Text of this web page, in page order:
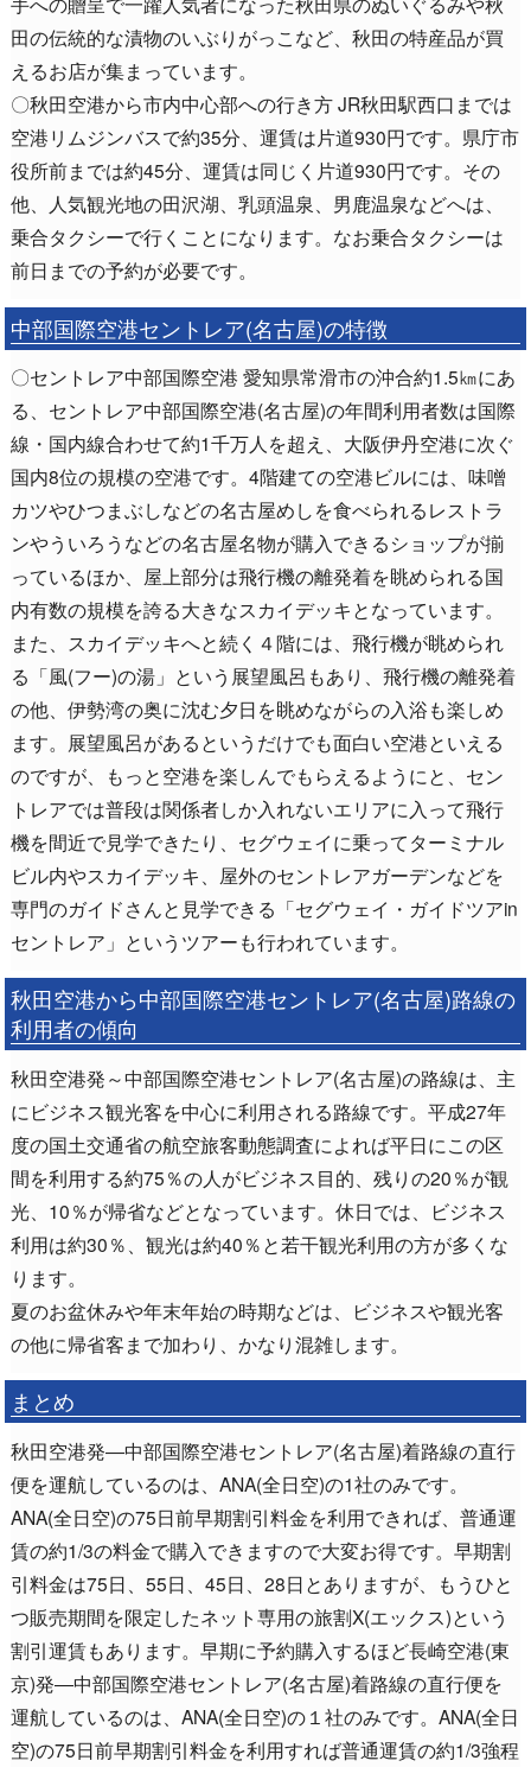
田の伝統的な漬物のいぶりがっこなど、秋田の特産品が買
えるお店が集まっています。
〇秋田空港から市内中心部への行き方 JR秋田駅西口までは
空港リムジンバスで約35分、運賃は片道930円です。県庁市
役所前までは約45分、運賃は同じく片道930円です。その
他、人気観光地の田沢湖、乳頭温泉、男鹿温泉などへは、
乗合タクシーで行くことになります。なお乗合タクシーは
前日までの予約が必要です。
中部国際空港セントレア(名古屋)の特徴
〇セントレア中部国際空港 愛知県常滑市の沖合約1.5㎞にあ
る、セントレア中部国際空港(名古屋)の年間利用者数は国際
線・国内線合わせて約1千万人を超え、大阪伊丹空港に次ぐ
国内8位の規模の空港です。4階建ての空港ビルには、味噌
カツやひつまぶしなどの名古屋めしを食べられるレストラ
ンやういろうなどの名古屋名物が購入できるショップが揃
っているほか、屋上部分は飛行機の離発着を眺められる国
内有数の規模を誇る大きなスカイデッキとなっています。
また、スカイデッキへと続く４階には、飛行機が眺められ
る「風(フー)の湯」という展望風呂もあり、飛行機の離発着
の他、伊勢湾の奥に沈む夕日を眺めながらの入浴も楽しめ
ます。展望風呂があるというだけでも面白い空港といえる
のですが、もっと空港を楽しんでもらえるようにと、セン
トレアでは普段は関係者しか入れないエリアに入って飛行
機を間近で見学できたり、セグウェイに乗ってターミナル
ビル内やスカイデッキ、屋外のセントレアガーデンなどを
専門のガイドさんと見学できる「セグウェイ・ガイドツアin
セントレア」というツアーも行われています。
秋田空港から中部国際空港セントレア(名古屋)路線の
利用者の傾向
秋田空港発～中部国際空港セントレア(名古屋)の路線は、主
にビジネス観光客を中心に利用される路線です。平成27年
度の国土交通省の航空旅客動態調査によれば平日にこの区
間を利用する約75％の人がビジネス目的、残りの20％が観
光、10％が帰省などとなっています。休日では、ビジネス
利用は約30％、観光は約40％と若干観光利用の方が多くな
ります。
夏のお盆休みや年末年始の時期などは、ビジネスや観光客
の他に帰省客まで加わり、かなり混雑します。
まとめ
秋田空港発―中部国際空港セントレア(名古屋)着路線の直行
便を運航しているのは、ANA(全日空)の1社のみです。
ANA(全日空)の75日前早期割引料金を利用できれば、普通運
賃の約1/3の料金で購入できますので大変お得です。早期割
引料金は75日、55日、45日、28日とありますが、もうひと
つ販売期間を限定したネット専用の旅割X(エックス)という
割引運賃もあります。早期に予約購入するほど長崎空港(東
京)発―中部国際空港セントレア(名古屋)着路線の直行便を
運航しているのは、ANA(全日空)の１社のみです。ANA(全日
空)の75日前早期割引料金を利用すれば普通運賃の約1/3強程